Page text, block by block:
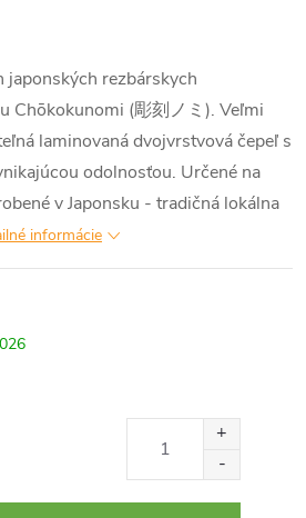
japonských rezbárskych
Chōkokunomi (彫刻ノミ). Veľmi
laminovaná dvojvrstvová čepeľ s
odolnosťou. Určené na
v Japonsku - tradičná lokálna
informácie